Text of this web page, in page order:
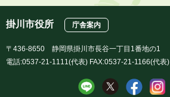
掛川市役所 庁舎案内
〒436-8650 静岡県掛川市長谷一丁目1番地の1
電話:0537-21-1111(代表) FAX:0537-21-1166(代表)